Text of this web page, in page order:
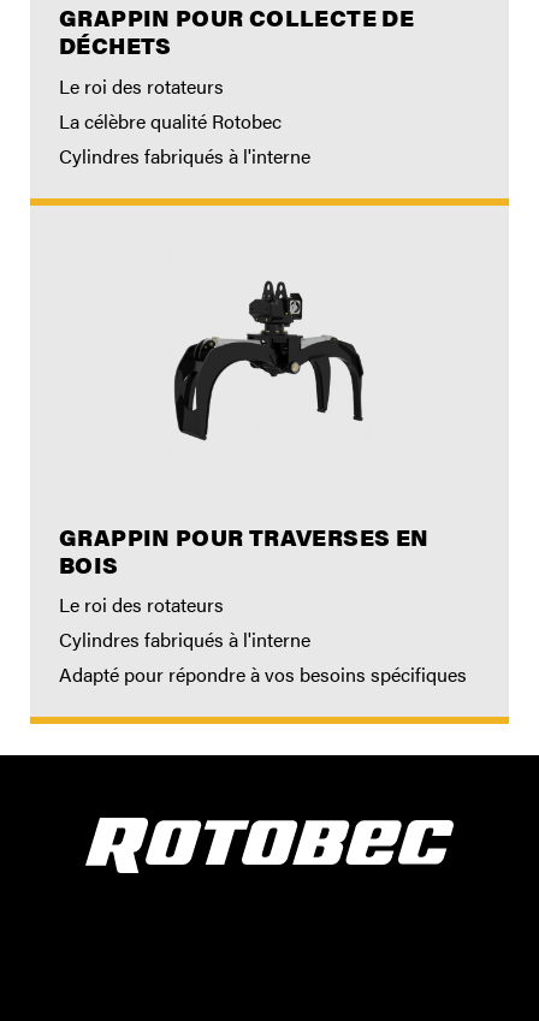
GRAPPIN POUR COLLECTE DE
DÉCHETS
Le roi des rotateurs
La célèbre qualité Rotobec
Cylindres fabriqués à l'interne
GRAPPIN POUR TRAVERSES EN
BOIS
Le roi des rotateurs
Cylindres fabriqués à l'interne
Adapté pour répondre à vos besoins spécifiques